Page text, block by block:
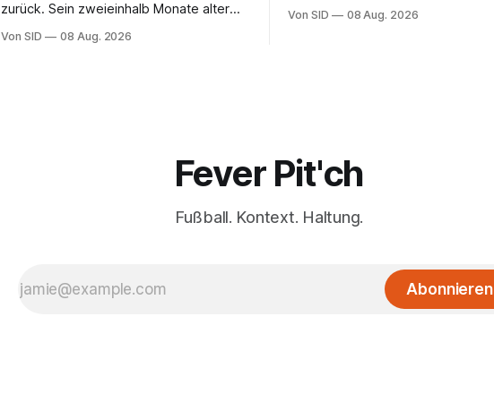
zurück. Sein zweieinhalb Monate alter
Von SID 08 Aug. 2026
Von SID 08 Aug. 2026
Fever Pit'ch
Fußball. Kontext. Haltung.
Abonnieren